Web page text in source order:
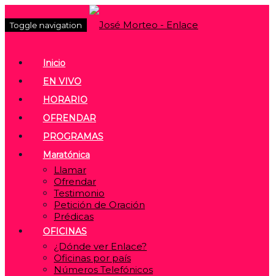
Toggle navigation
Inicio
EN VIVO
HORARIO
OFRENDAR
PROGRAMAS
Maratónica
Llamar
Ofrendar
Testimonio
Petición de Oración
Prédicas
OFICINAS
¿Dónde ver Enlace?
Oficinas por país
Números Telefónicos